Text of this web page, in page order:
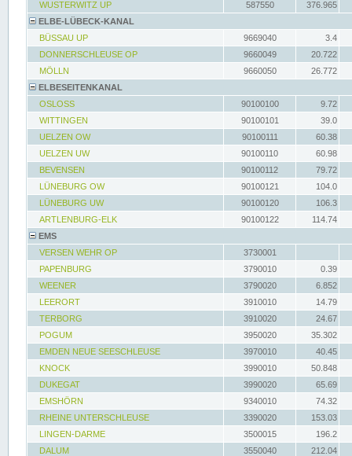
WUSTERWITZ UP 587550
376.965
ELBE-LÜBECK-KANAL
BÜSSAU UP
9669040
3.4
DONNERSCHLEUSE OP
9660049
20.722
MÖLLN
9660050
26.772
ELBESEITENKANAL
OSLOSS
90100100
9.72
WITTINGEN
90100101
39.0
UELZEN OW
90100111
60.38
UELZEN UW
90100110
60.98
BEVENSEN
90100112
79.72
LÜNEBURG OW
90100121
104.0
LÜNEBURG UW
90100120
106.3
ARTLENBURG-ELK
90100122
114.74
EMS
VERSEN WEHR OP
3730001
PAPENBURG
3790010
0.39
WEENER
3790020
6.852
LEERORT
3910010
14.79
TERBORG
3910020
24.67
POGUM
3950020
35.302
EMDEN NEUE SEESCHLEUSE
3970010
40.45
KNOCK
3990010
50.848
DUKEGAT
3990020
65.69
EMSHÖRN
9340010
74.32
RHEINE UNTERSCHLEUSE
3390020
153.03
LINGEN-DARME
3500015
196.2
DALUM
3550040
212.04